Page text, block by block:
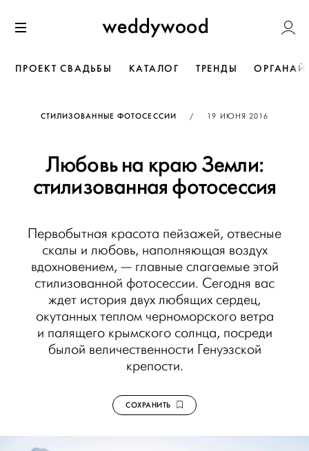
к содержанию
Weddywood
ПРОЕКТ СВАДЬБЫ КАТАЛОГ ТРЕНДЫ
СТИЛИЗОВАННЫЕ ФОТОСЕССИИ / ОПУБЛИКОВАНО
19 ИЮНЯ 2016
Любовь на краю Земли:
стилизованная фотосессия
Первобытная красота пейзажей, отвесные
скалы и любовь, наполняющая воздух
вдохновением, — главные слагаемые этой
стилизованной фотосессии. Сегодня вас
ждет история двух любящих сердец,
окутанных теплом черноморского ветра
и палящего крымского солнца, посреди
былой величественности Генуэзской
крепости.
СОХРАНИТЬ